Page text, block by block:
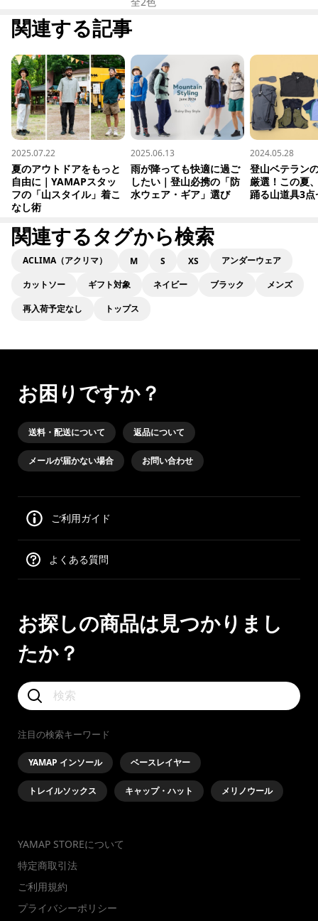
関連する記事
2025.07.22
夏のアウトドアをもっと
自由に｜YAMAPスタッ
フの「山スタイル」着こ
なし術
2025.06.13
雨が降っても快適に過ご
したい｜登山必携の「防
水ウェア・ギア」選び
2024.05.28
登山ベテラン
厳選！この夏
踊る山道具3
関連するタグから検索
ACLIMA（アクリマ） M S XS
アンダーウェア
カットソー
ギフト対象 ネイビー ブラック
メンズ
再入荷予定なし
トップス
お困りですか？
送料・配送について 返品について
メールが届かない場合 お問い合わせ
ご利用ガイド
よくある質問
お探しの商品は見つかりまし
たか？
注目の検索キーワード
YAMAP インソール ベースレイヤー
トレイルソックス キャップ・ハット メリノウール
YAMAP STOREについて
特定商取引法
ご利用規約
プライバシーポリシー